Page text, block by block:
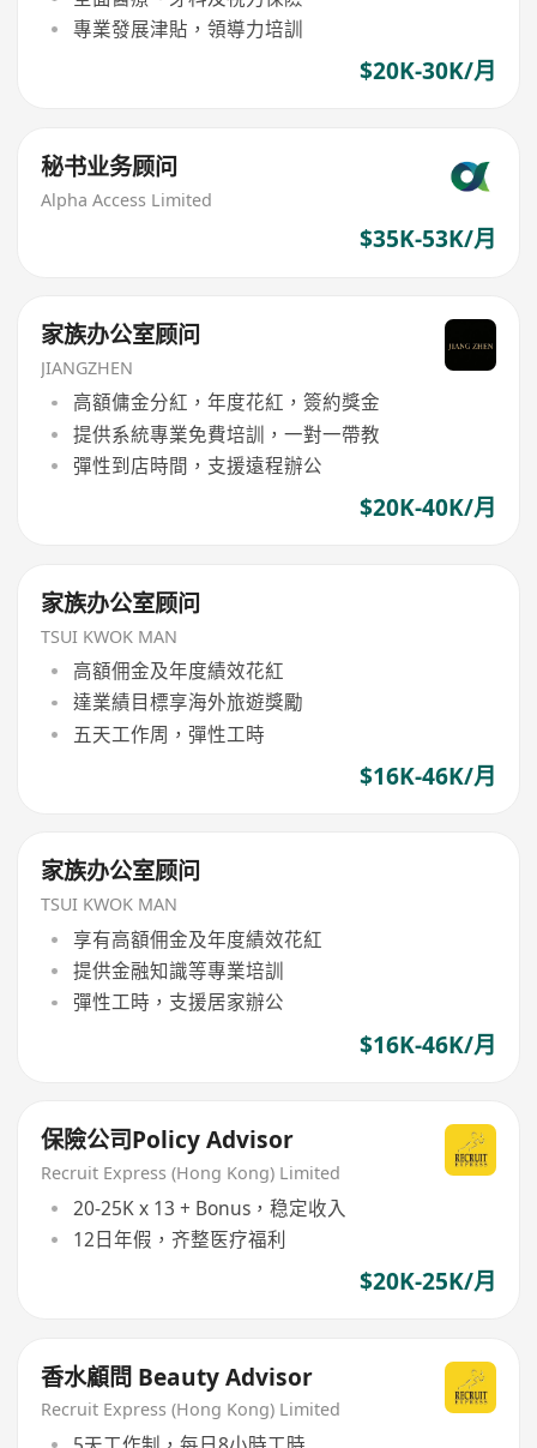
專業發展津貼，領導力培訓
$20K-30K/月
秘书业务顾问
Alpha Access Limited
$35K-53K/月
家族办公室顾问
JIANGZHEN
高額傭金分紅，年度花紅，簽約獎金
提供系統專業免費培訓，一對一帶教
彈性到店時間，支援遠程辦公
$20K-40K/月
家族办公室顾问
TSUI KWOK MAN
高額佣金及年度績效花紅
達業績目標享海外旅遊獎勵
五天工作周，彈性工時
$16K-46K/月
家族办公室顾问
TSUI KWOK MAN
享有高額佣金及年度績效花紅
提供金融知識等專業培訓
彈性工時，支援居家辦公
$16K-46K/月
保險公司Policy Advisor
Recruit Express (Hong Kong) Limited
20-25K x 13 + Bonus，稳定收入
12日年假，齐整医疗福利
$20K-25K/月
香水顧問 Beauty Advisor
Recruit Express (Hong Kong) Limited